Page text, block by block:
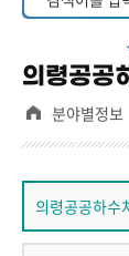
의령공공
분야별정보
의령공공하수